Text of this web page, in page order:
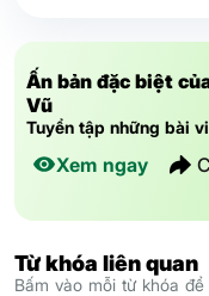
Ấn bản đặc biệt
Vũ
Tuyển tập những bài
Xem ngay
Từ khóa liên quan
Bấm vào mỗi từ khóa